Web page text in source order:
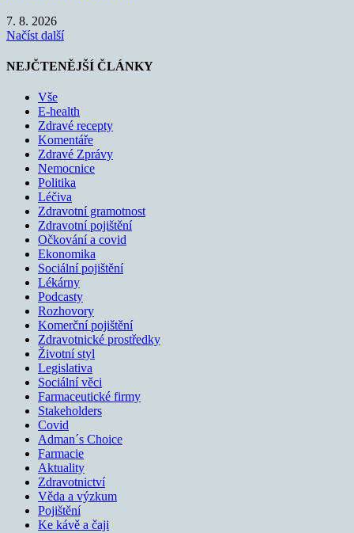
7. 8. 2026
Načíst další
NEJČTENĚJŠÍ ČLÁNKY
Vše
E-health
Zdravé recepty
Komentáře
Zdravé Zprávy
Nemocnice
Politika
Léčiva
Zdravotní gramotnost
Zdravotní pojištění
Očkování a covid
Ekonomika
Sociální pojištění
Lékárny
Podcasty
Rozhovory
Komerční pojištění
Zdravotnické prostředky
Životní styl
Legislativa
Sociální věci
Farmaceutické firmy
Stakeholders
Covid
Adman´s Choice
Farmacie
Aktuality
Zdravotnictví
Věda a výzkum
Pojištění
Ke kávě a čaji